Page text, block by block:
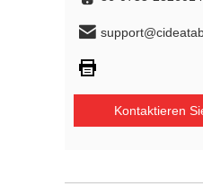
Kontaktieren